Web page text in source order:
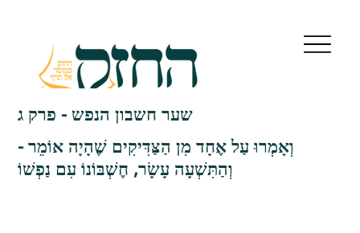
שער חשבון הנפש - פרק ג
וְאָמְרוּ עַל אֶחָד מִן הַצַּדִּיקִים שֶׁהָיָה אוֹמֵר -
וְהַתִּשְׁעָה עָשָׂר, חֶשְׁבּוֹנוֹ עִם נַפְשׁוֹ